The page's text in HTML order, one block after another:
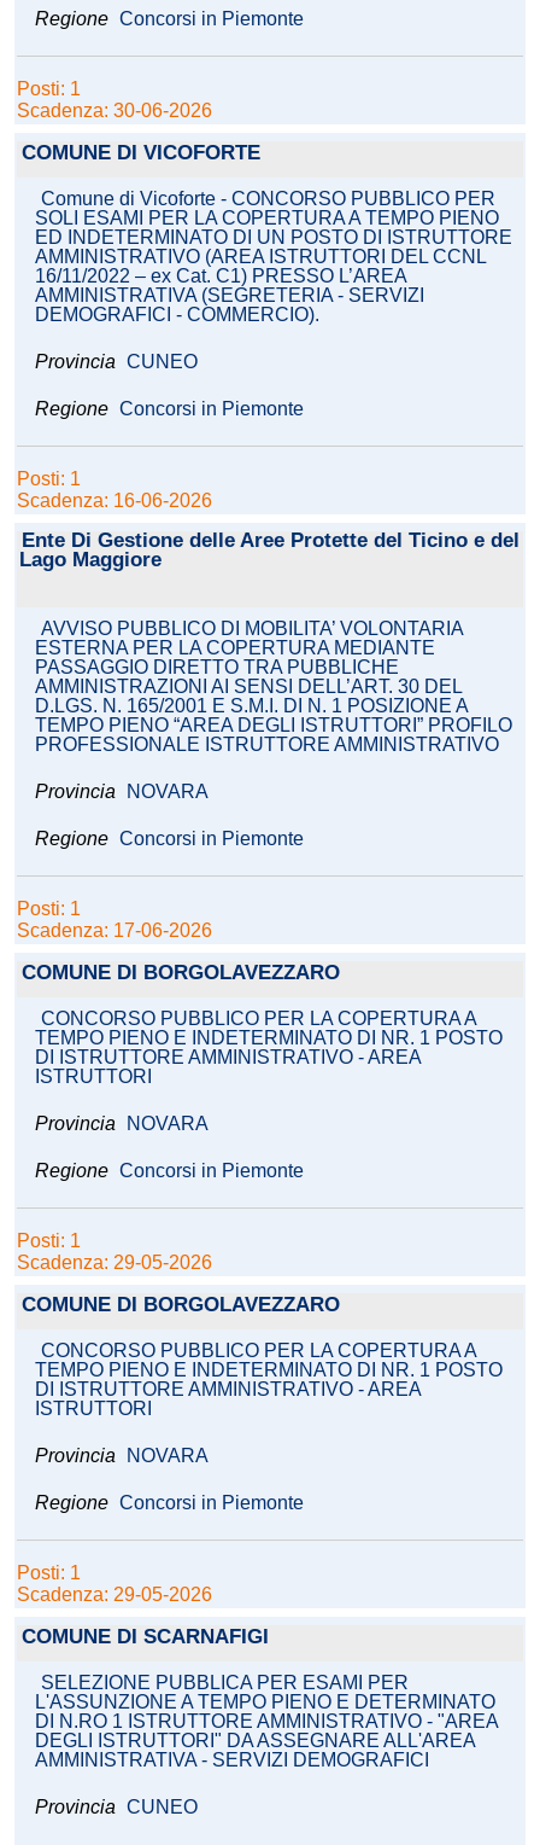
Regione Concorsi in Piemonte
Posti: 1
Scadenza: 30-06-2026
COMUNE DI VICOFORTE
Comune di Vicoforte - CONCORSO PUBBLICO PER
SOLI ESAMI PER LA COPERTURA A TEMPO PIENO
ED INDETERMINATO DI UN POSTO DI ISTRUTTORE
AMMINISTRATIVO (AREA ISTRUTTORI DEL CCNL
16/11/2022 – ex Cat. C1) PRESSO L’AREA
AMMINISTRATIVA (SEGRETERIA - SERVIZI
DEMOGRAFICI - COMMERCIO).
Provincia CUNEO
Regione Concorsi in Piemonte
Posti: 1
Scadenza: 16-06-2026
Ente Di Gestione delle Aree Protette del Ticino e del
Lago Maggiore
AVVISO PUBBLICO DI MOBILITA’ VOLONTARIA
ESTERNA PER LA COPERTURA MEDIANTE
PASSAGGIO DIRETTO TRA PUBBLICHE
AMMINISTRAZIONI AI SENSI DELL’ART. 30 DEL
D.LGS. N. 165/2001 E S.M.I. DI N. 1 POSIZIONE A
TEMPO PIENO “AREA DEGLI ISTRUTTORI” PROFILO
PROFESSIONALE ISTRUTTORE AMMINISTRATIVO
Provincia NOVARA
Regione Concorsi in Piemonte
Posti: 1
Scadenza: 17-06-2026
COMUNE DI BORGOLAVEZZARO
CONCORSO PUBBLICO PER LA COPERTURA A
TEMPO PIENO E INDETERMINATO DI NR. 1 POSTO
DI ISTRUTTORE AMMINISTRATIVO - AREA
ISTRUTTORI
Provincia NOVARA
Regione Concorsi in Piemonte
Posti: 1
Scadenza: 29-05-2026
COMUNE DI BORGOLAVEZZARO
CONCORSO PUBBLICO PER LA COPERTURA A
TEMPO PIENO E INDETERMINATO DI NR. 1 POSTO
DI ISTRUTTORE AMMINISTRATIVO - AREA
ISTRUTTORI
Provincia NOVARA
Regione Concorsi in Piemonte
Posti: 1
Scadenza: 29-05-2026
COMUNE DI SCARNAFIGI
SELEZIONE PUBBLICA PER ESAMI PER
L'ASSUNZIONE A TEMPO PIENO E DETERMINATO
DI N.RO 1 ISTRUTTORE AMMINISTRATIVO - "AREA
DEGLI ISTRUTTORI" DA ASSEGNARE ALL'AREA
AMMINISTRATIVA - SERVIZI DEMOGRAFICI
Provincia CUNEO